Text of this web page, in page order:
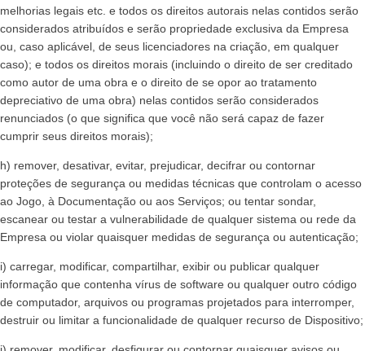
melhorias legais etc. e todos os direitos autorais nelas contidos serão
considerados atribuídos e serão propriedade exclusiva da Empresa
ou, caso aplicável, de seus licenciadores na criação, em qualquer
caso); e todos os direitos morais (incluindo o direito de ser creditado
como autor de uma obra e o direito de se opor ao tratamento
depreciativo de uma obra) nelas contidos serão considerados
renunciados (o que significa que você não será capaz de fazer
cumprir seus direitos morais);
h) remover, desativar, evitar, prejudicar, decifrar ou contornar
proteções de segurança ou medidas técnicas que controlam o acesso
ao Jogo, à Documentação ou aos Serviços; ou tentar sondar,
escanear ou testar a vulnerabilidade de qualquer sistema ou rede da
Empresa ou violar quaisquer medidas de segurança ou autenticação;
i) carregar, modificar, compartilhar, exibir ou publicar qualquer
informação que contenha vírus de software ou qualquer outro código
de computador, arquivos ou programas projetados para interromper,
destruir ou limitar a funcionalidade de qualquer recurso de Dispositivo;